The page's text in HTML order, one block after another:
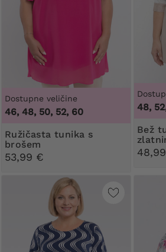
Dostupne veličine
46, 48, 50, 52, 60
Ružičasta tunika s
brošem
53,99 €
48,
Bež tunika s bijelo-